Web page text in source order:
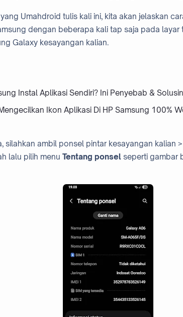
Umahdroid tulis kali ini, kita akan jelaskan
dengan beberapa kali tap saja pada
Galaxy kesayangan kalian.
Instal Aplikasi Sendiri? Ini Penyebab &
Ikon Aplikasi Di HP Samsung 100%
silahkan ambil ponsel pintar kesayangan kalian
lalu pilih menu Tentang ponselseperti gambar